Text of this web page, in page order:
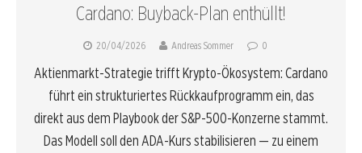
Cardano: Buyback-Plan enthüllt!
20/04/2026 Andreas Sommer 0
Aktienmarkt-Strategie trifft Krypto-Ökosystem: Cardano
führt ein strukturiertes Rückkaufprogramm ein, das
direkt aus dem Playbook der S&P-500-Konzerne stammt.
Das Modell soll den ADA-Kurs stabilisieren — zu einem